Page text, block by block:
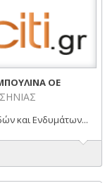
ΟΕ
και Ενδυμάτων...